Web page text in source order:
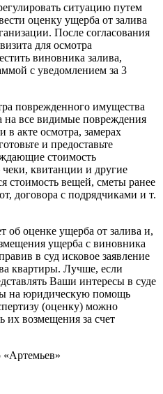
ситуацию путем
оценку ущерба от залива
После согласования
для осмотра
виновника залива,
с уведомлением за 3
поврежденного имущества
на все видимые повреждения
в акте осмотра, замерах
и предоставьте
стоимость
квитанции и другие
стоимость вещей, сметы ранее
договора с подрядчиками и т.
об оценке ущерба от залива и,
ущерба с виновника
в суд исковое заявление
квартиры. Лучше, если
Ваши интересы в суде
на юридическую помощь
(оценку) можно
их возмещения за счет